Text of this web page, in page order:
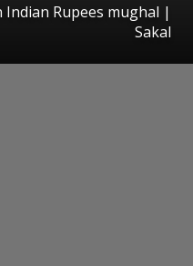
Rupees mughal |
Sakal